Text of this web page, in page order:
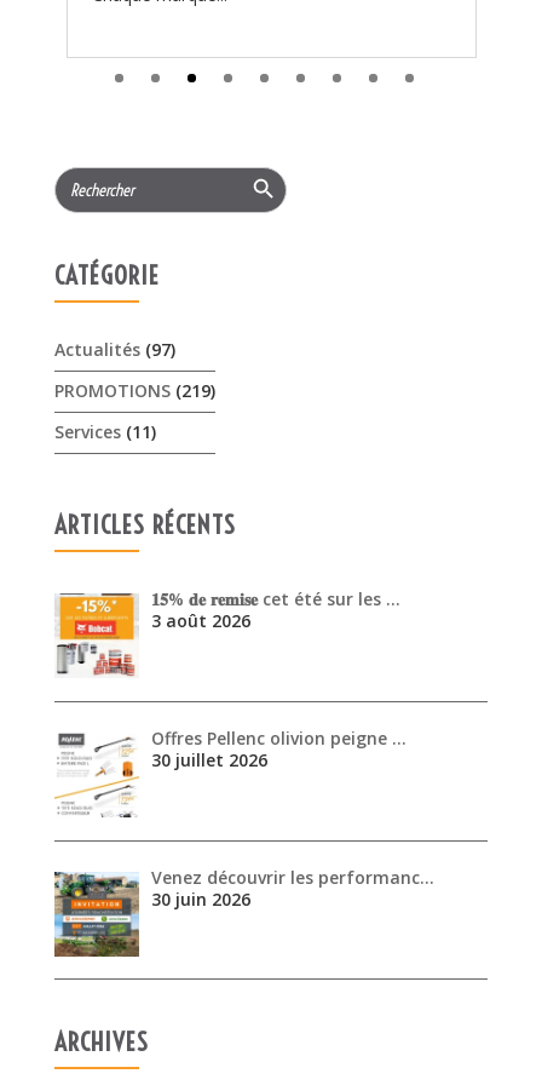
CATÉGORIE
PROMOTIONS
𝟏𝟓% 𝐝𝐞 𝐫𝐞𝐦𝐢𝐬𝐞 cet été sur les …
3 août 2026
Offres Pellenc olivion peigne …
30 juin 2026
ARCHIVES
août 2026
juillet 2026
mai 2026